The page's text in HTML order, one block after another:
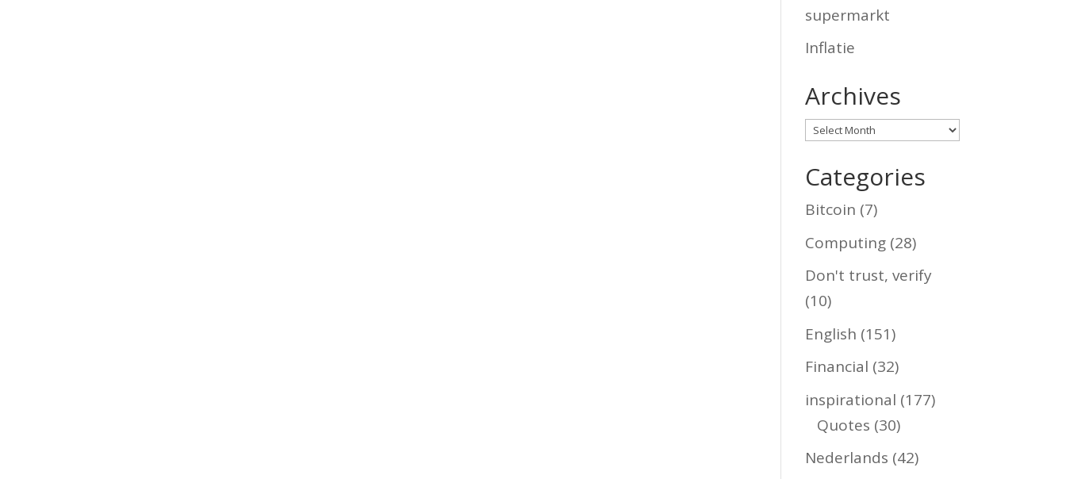
supermarkt
Inflatie
Archives
Archives
Categories
Bitcoin (7)
Computing (28)
Don't trust, verify
(10)
English (151)
Financial (32)
inspirational (177)
Quotes (30)
Nederlands (42)